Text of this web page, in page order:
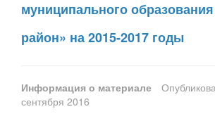
муниципального
район» на 2015-2017 годы
Информация о материале
сентября 2016